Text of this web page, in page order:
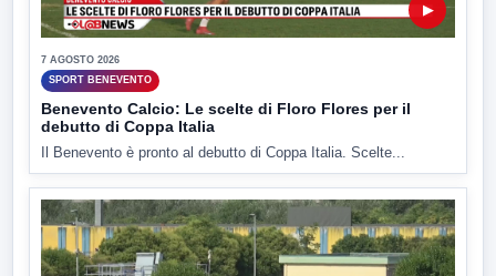
▶
7 AGOSTO 2026
SPORT BENEVENTO
Benevento Calcio: Le scelte di Floro Flores per il
debutto di Coppa Italia
Il Benevento è pronto al debutto di Coppa Italia. Scelte...